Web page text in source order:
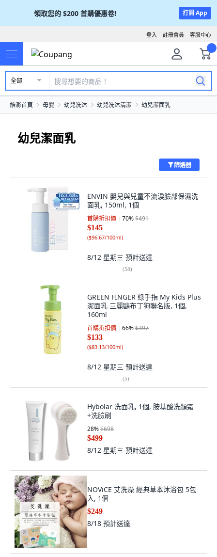
領取您的 $200 首購優惠卷! 打開 App
客服中心
註冊會員
登入
全部
酷澎首頁 母嬰 幼兒洗沐 幼兒洗沐清潔 幼兒潔面乳
幼兒潔面乳
篩選器
ENVIN 嬰兒與兒童不流淚臉部保濕洗
面乳, 150ml, 1個
首購折扣價 70%$491
$145
($96.67/100ml)
8/12 星期三 預計送達
(58)
GREEN FINGER 綠手指 My Kids Plus
潔面乳 三麗鷗布丁狗聯名版, 1個,
160ml
首購折扣價 66%$397
$133
($83.13/100ml)
8/12 星期三 預計送達
(5)
Hybolar 洗面乳, 1個, 胺基酸洗顏霜
+洗臉刷
28%$698
$499
8/12 星期三 預計送達
NOViCE 艾洗澡 經典草本沐浴包 5包
入, 1個
$249
8/18 預計送達